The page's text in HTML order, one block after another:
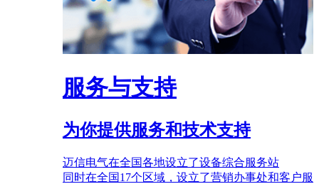
服务与支持
为你提供服务和技术支持
迈信电气在全国各地设立了设备综合服务站
同时在全国17个区域，设立了营销办事处和客户服